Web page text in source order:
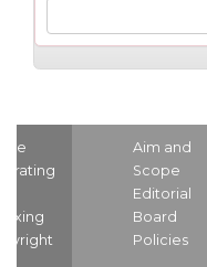
Aim and
Scope
Editorial
Board
Policies